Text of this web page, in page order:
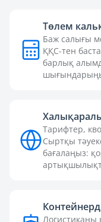
Төлем
Баж салығы
ҚҚС-тен
барлық
Тарифтер,
Сыртқы
бағалаңыз:
Логистиканы